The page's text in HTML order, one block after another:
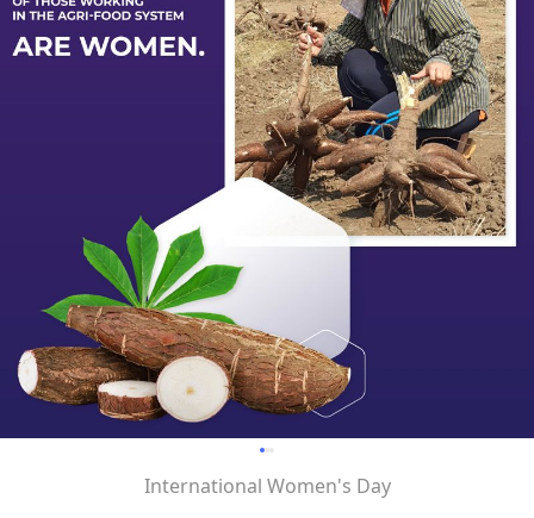
International Women's Day